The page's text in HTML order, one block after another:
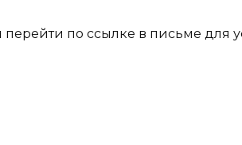
по ссылке в письме для